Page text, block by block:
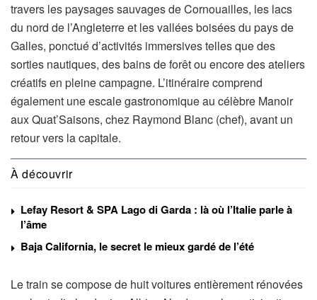
travers les paysages sauvages de Cornouailles, les lacs
du nord de l’Angleterre et les vallées boisées du pays de
Galles, ponctué d’activités immersives telles que des
sorties nautiques, des bains de forêt ou encore des ateliers
créatifs en pleine campagne. L’itinéraire comprend
également une escale gastronomique au célèbre Manoir
aux Quat’Saisons, chez Raymond Blanc (chef), avant un
retour vers la capitale.
À découvrir
Lefay Resort & SPA Lago di Garda : là où l’Italie parle à
l’âme
Baja California, le secret le mieux gardé de l’été
Le train se compose de huit voitures entièrement rénovées